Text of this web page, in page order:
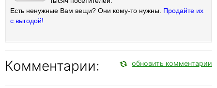
Есть ненужные Вам вещи? Они кому-то нужны. Продайте их
с выгодой!
Комментарии: обновить комментарии